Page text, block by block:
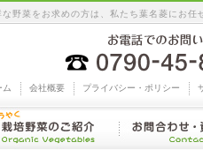
野菜をお求めの方は、私たち葉名菱にお任
ム 会社概要 プライバシー・ポリシー